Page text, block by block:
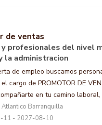
de ventas
y profesionales del nivel
la administracion
de empleo buscamos
cargo de PROMOTOR DE
en tu camino laboral,
Barranquilla
11 - 2027-08-10